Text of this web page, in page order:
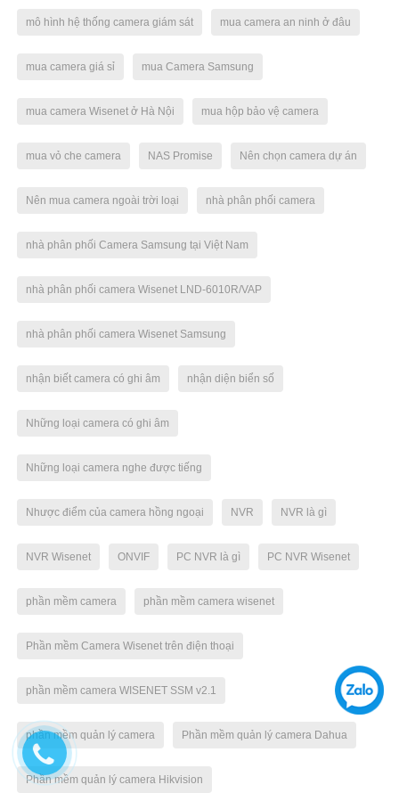
mô hình hệ thống camera giám sát mua camera an ninh ở đâu
mua camera giá sỉ mua Camera Samsung
mua camera Wisenet ở Hà Nội mua hộp bảo vệ camera
mua vỏ che camera NAS Promise Nên chọn camera dự án
Nên mua camera ngoài trời loại nhà phân phối camera
nhà phân phối Camera Samsung tại Việt Nam
nhà phân phối camera Wisenet LND-6010R/VAP
nhà phân phối camera Wisenet Samsung
nhận biết camera có ghi âm nhận diện biển số
Những loại camera có ghi âm
Những loại camera nghe được tiếng
Nhược điểm của camera hồng ngoại NVR NVR là gì
NVR Wisenet ONVIF PC NVR là gì PC NVR Wisenet
phần mềm camera phần mềm camera wisenet
Phần mềm Camera Wisenet trên điện thoại
phần mềm camera WISENET SSM v2.1
phần mềm quản lý camera Phần mềm quản lý camera Dahua
Phần mềm quản lý camera Hikvision